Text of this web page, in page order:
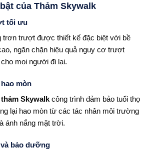
của Thảm Skywalk
tối ưu
trơn trượt được thiết kế đặc biệt với bề
ngăn chặn hiệu quả nguy cơ trượt
mọi người đi lại.
mòn
thảm Skywalk công trình đảm bảo tuổi thọ
lại hao mòn từ các tác nhân môi trường
ánh nắng mặt trời.
và bảo dưỡng